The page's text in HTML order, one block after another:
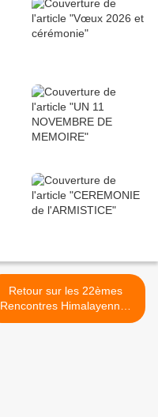
Retour sur les 22èmes
Rencontres Himalayennes
>